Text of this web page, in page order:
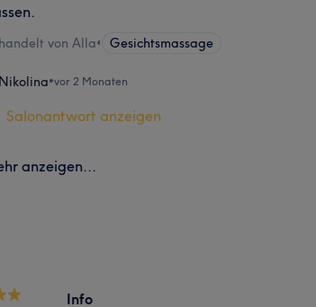
von Alla• Gesichtsmassage
Nikolina•vor 2 Monaten
Salonantwort anzeigen
anzeigen...
Info